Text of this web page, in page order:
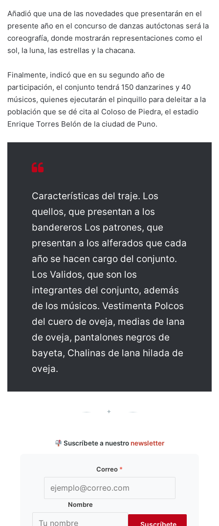
Añadió que una de las novedades que presentarán en el
presente año en el concurso de danzas autóctonas será la
coreografía, donde mostrarán representaciones como el
sol, la luna, las estrellas y la chacana.
Finalmente, indicó que en su segundo año de
participación, el conjunto tendrá 150 danzarines y 40
músicos, quienes ejecutarán el pinquillo para deleitar a la
población que se dé cita al Coloso de Piedra, el estadio
Enrique Torres Belón de la ciudad de Puno.
Características del traje. Los
quellos, que presentan a los
bandereros Los patrones, que
presentan a los alferados que cada
año se hacen cargo del conjunto.
Los Validos, que son los
integrantes del conjunto, además
de los músicos. Vestimenta Polcos
del cuero de oveja, medias de lana
de oveja, pantalones negros de
bayeta, Chalinas de lana hilada de
oveja.
✦
Suscríbete a nuestro newsletter
Correo *
Nombre